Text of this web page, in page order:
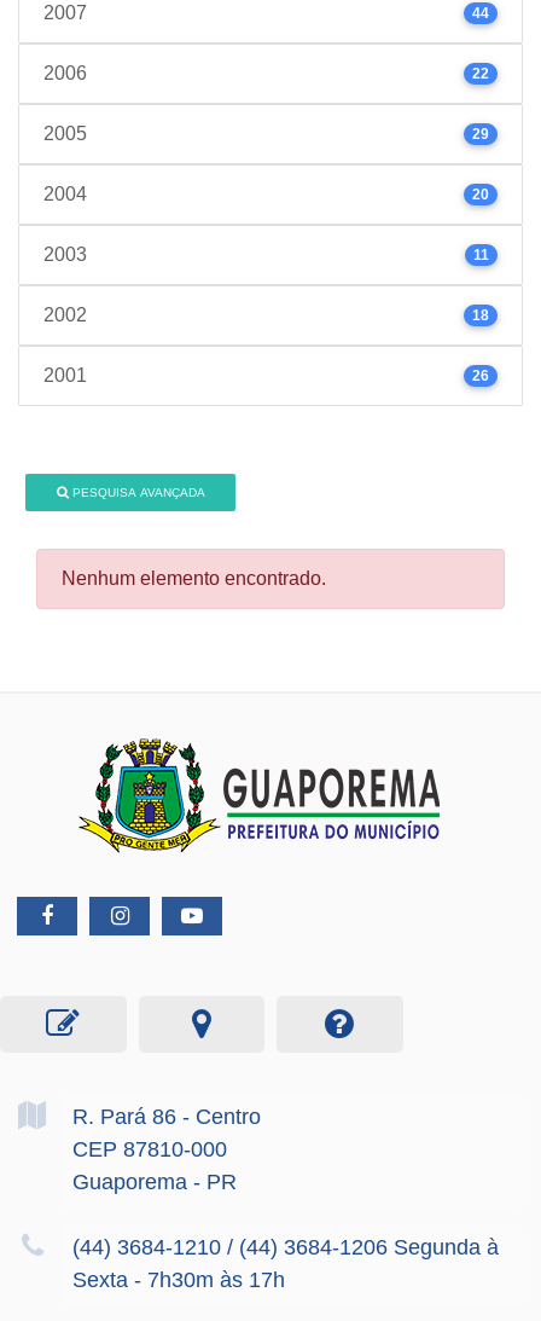
2007 44
2006 22
2005 29
2004 20
2003 11
2002 18
2001 26
PESQUISA AVANÇADA
Nenhum elemento encontrado.
R. Pará 86 - Centro
CEP 87810-000
Guaporema - PR
(44) 3684-1210 / (44) 3684-1206 Segunda à
Sexta - 7h30m às 17h